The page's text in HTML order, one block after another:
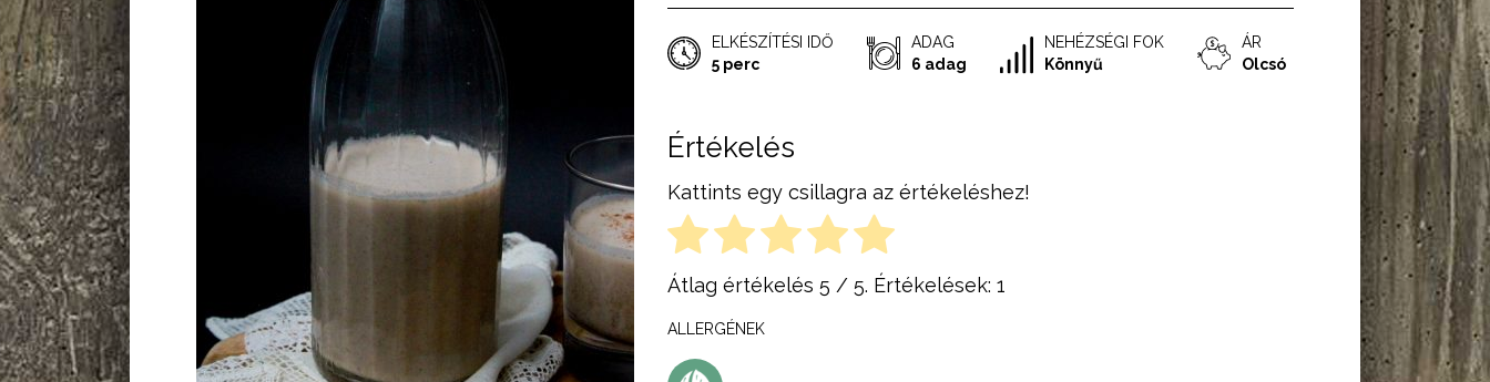
ELKÉSZÍTÉSI IDŐ
5 perc
ADAG
6 adag
NEHÉZSÉGI FOK
Könnyű
ÁR
Olcsó
Értékelés
Kattints egy csillagra az értékeléshez!
Átlag értékelés 5 / 5. Értékelések: 1
ALLERGÉNEK